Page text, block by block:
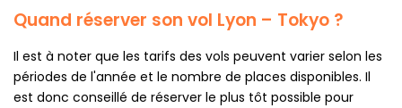
Quand réserver son vol Lyon – Tokyo ?
Il est à noter que les tarifs des vols peuvent varier selon les
périodes de l'année et le nombre de places disponibles. Il
est donc conseillé de réserver le plus tôt possible pour